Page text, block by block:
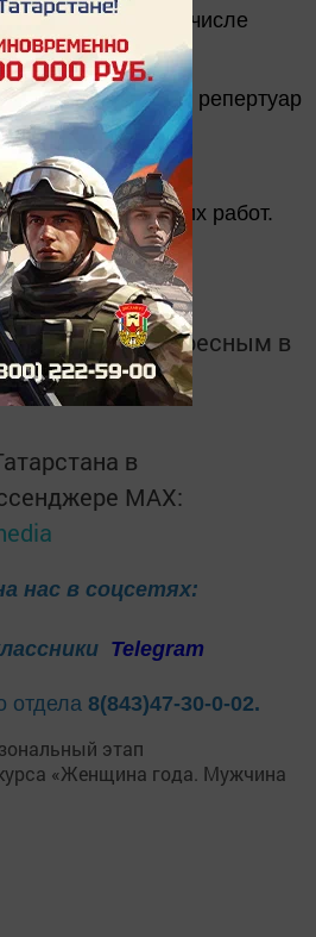
8 районов, в том числе
свой репертуар
творческих работ.
важным и интересным в
в
MАХ:
нас в соцсетях:
Telegram
отдела 8(843)47-30-0-02.